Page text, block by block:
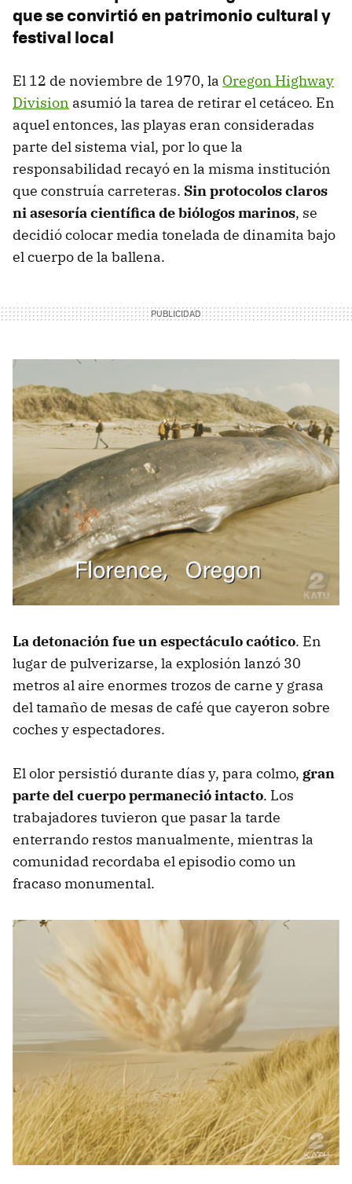
que se convirtió en patrimonio cultural y
festival local
El 12 de noviembre de 1970, la Oregon Highway
Division asumió la tarea de retirar el cetáceo. En
aquel entonces, las playas eran consideradas
parte del sistema vial, por lo que la
responsabilidad recayó en la misma institución
que construía carreteras. Sin protocolos claros
ni asesoría científica debiólogos marinos, se
decidió colocar media tonelada de dinamita bajo
el cuerpo de la ballena.
La detonación fue un espectáculo caótico. En
lugar de pulverizarse, la explosión lanzó 30
metros al aire enormes trozos de carne y grasa
del tamaño de mesas de café que cayeron sobre
coches y espectadores.
El olor persistió durante días y, para colmo, gran
parte del cuerpo permaneció intacto. Los
trabajadores tuvieron que pasar la tarde
enterrando restos manualmente, mientras la
comunidad recordaba el episodio como un
fracaso monumental.